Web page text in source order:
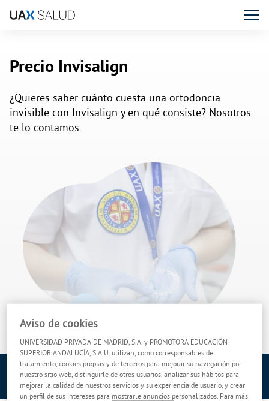
Precio Invisalign
¿Quieres saber cuánto cuesta una ortodoncia
invisible con Invisalign y en qué consiste? Nosotros
te lo contamos.
Fecha
Febrero
Área de conocimiento
Ortodoncia
Aviso de cookies
UNIVERSIDAD PRIVADA DE MADRID, S.A. y PROMOTORA EDUCACIÓN
SUPERIOR ANDALUCÍA, S.A.U. utilizan, como corresponsables del
tratamiento, cookies propias y de terceros para mejorar su navegación por
nuestro sitio web, distinguirle de otros usuarios, analizar sus hábitos para
mejorar la calidad de nuestros servicios y su experiencia de usuario, y crear
un perfil de sus intereses para mostrarle anuncios personalizados. Para más